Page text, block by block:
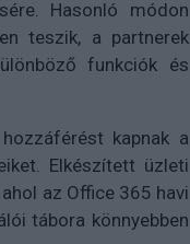
Hasonló módon
teszik, a partnerek
funkciók és
kapnak a
Elkészített üzleti
az Office 365 havi
tábora könnyebben